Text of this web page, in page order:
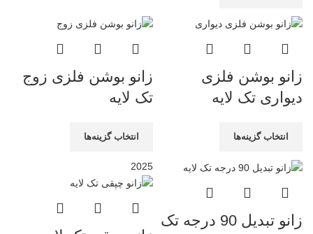
زانو بوشن فلزی
دیواری تک لایه
انتخاب گزینه‌ها
زانو بوشن فلزی زوج
تک لایه
انتخاب گزینه‌ها
زانو تبدیل 90 درجه تک
2025